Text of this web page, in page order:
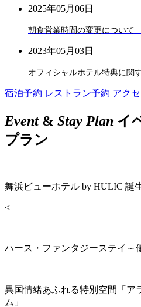
2025年05月06日
朝食営業時間の変更について
2023年05月03日
オフィシャルホテル特典に関
宿泊予約 レストラン予約 アク
Event& Stay Plan イ
プラン
舞浜ビューホテル by HULIC 誕
<
ハース・ファンタジーステイ～
異国情緒あふれる特別空間「ア
ム」